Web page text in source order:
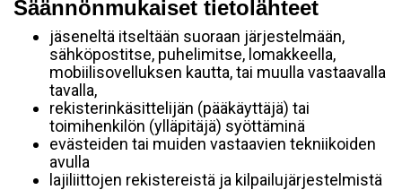
Säännönmukaiset tietolähteet
jäseneltä itseltään suoraan järjestelmään,
sähköpostitse, puhelimitse, lomakkeella,
mobiilisovelluksen kautta, tai muulla vastaavalla
tavalla,
rekisterinkäsittelijän (pääkäyttäjä) tai
toimihenkilön (ylläpitäjä) syöttäminä
evästeiden tai muiden vastaavien tekniikoiden
avulla
lajiliittojen rekistereistä ja kilpailujärjestelmistä